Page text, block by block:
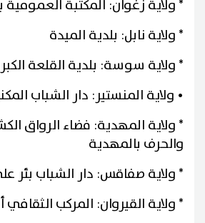
* ولاية زغوان: المكتبة
* ولاية نابل: بلدية الميدة
* ولاية سوسة: بلدية القلعة
• ولاية المنستير: دار الشباب
* ولاية المهدية: فضاء الرواق
والحرف بالمهدية
* ولاية صفاقس: دار الشباب بئر
* ولاية القيروان: المركب